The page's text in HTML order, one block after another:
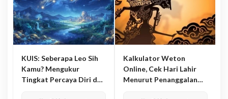
KUIS: Seberapa Leo Sih
Kamu? Mengukur
Tingkat Percaya Diri dan
Kalkulator Weton
Online, Cek Hari Lahir
Menurut Penanggalan